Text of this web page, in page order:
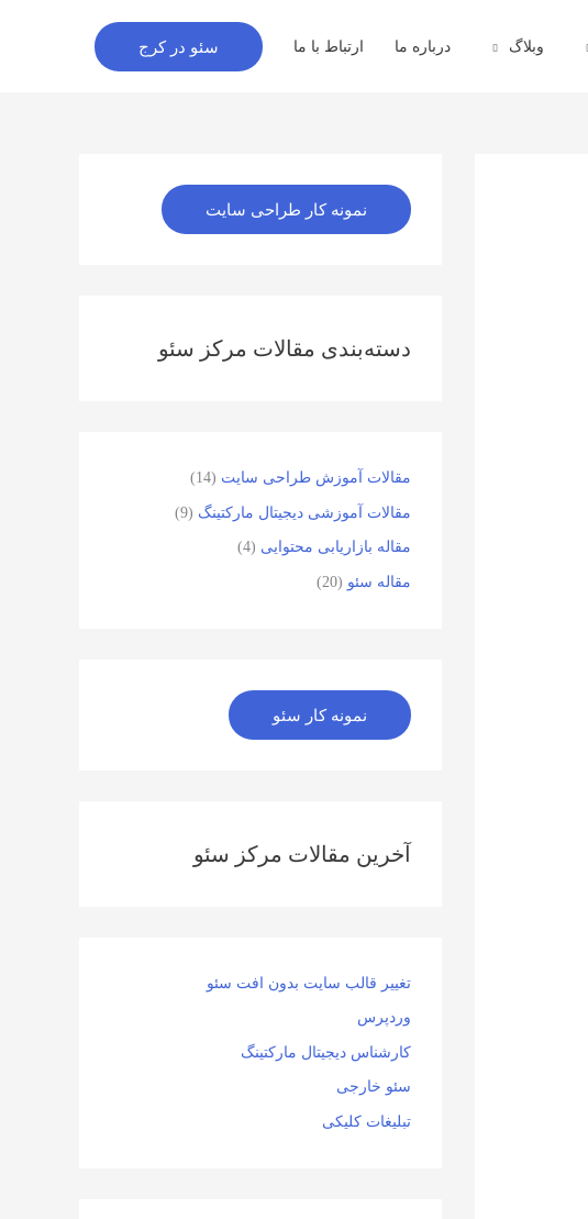
وبلاگ درباره ما ارتباط با ما سئو در کرج
نمونه کار طراحی سایت
دسته‌بندی مقالات مرکز سئو
مقالات آموزش طراحی سایت (14)
مقالات آموزشی دیجیتال مارکتینگ (9)
مقاله بازاریابی محتوایی (4)
مقاله سئو (20)
نمونه کار سئو
آخرین مقالات مرکز سئو
تغییر قالب سایت بدون افت سئو
وردپرس
کارشناس دیجیتال مارکتینگ
سئو خارجی
تبلیغات کلیکی